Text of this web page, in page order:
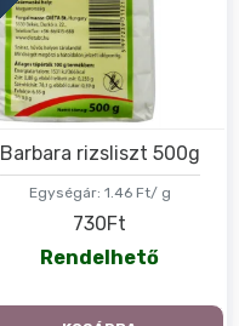
Egységár: 1.46 Ft/ g
Barbara rizsliszt 500g
730Ft
Rendelhető